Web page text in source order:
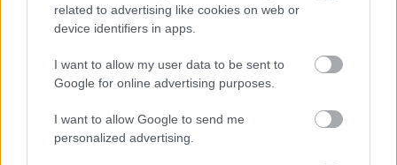
related to advertising like cookies on web or
device identifiers in apps.
I want to allow my user data to be sent to
Google for online advertising purposes.
I want to allow Google to send me
personalized advertising.